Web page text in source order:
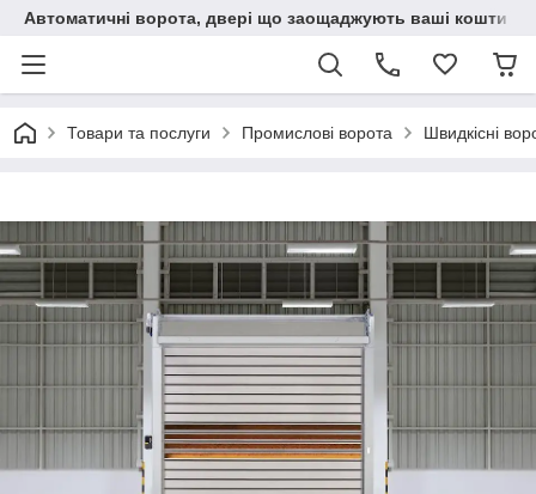
Автоматичні ворота, двері що заощаджують ваші кошти
Товари та послуги Промислові ворота Швидкісні